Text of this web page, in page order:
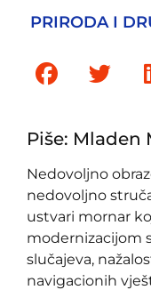
PRIRODA I
Piše: Mladen
Nedovoljno
nedovoljno
ustvari mornar
modernizacijom
slučajeva,
navigacionih